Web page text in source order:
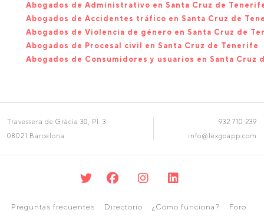
Abogados de Administrativo en Santa Cruz de
Abogados de Accidentes tráfico en Santa Cruz de
Abogados de Violencia de género en Santa Cruz de
Abogados de Procesal civil en Santa Cruz de Tenerife
Abogados de Consumidores y usuarios en Santa Cruz
Travessera de Gràcia 30, Pl. 3
08021 Barcelona
932 710 239
info@lexgoapp.com
Preguntas frecuentes Directorio ¿Cómo funciona? Foro